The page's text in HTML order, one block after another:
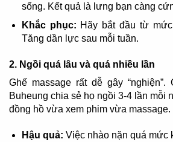
sống. Kết quả là lưng bạn càng
Khắc phục: Hãy bắt đầu từ
Tăng dần lực sau mỗi tuần.
2. Ngồi quá lâu và quá nhiều lần
Ghế massage rất dễ gây “nghiện”.
Buheung chia sẻ họ ngồi 3-4 lần mỗi
đồng hồ vừa xem phim vừa massage.
Hậu quả: Việc nhào nặn quá mức